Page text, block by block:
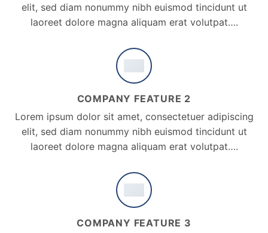
elit, sed diam nonummy nibh euismod tincidunt ut
laoreet dolore magna aliquam erat volutpat….
COMPANY FEATURE 2
Lorem ipsum dolor sit amet, consectetuer adipiscing
elit, sed diam nonummy nibh euismod tincidunt ut
laoreet dolore magna aliquam erat volutpat….
COMPANY FEATURE 3